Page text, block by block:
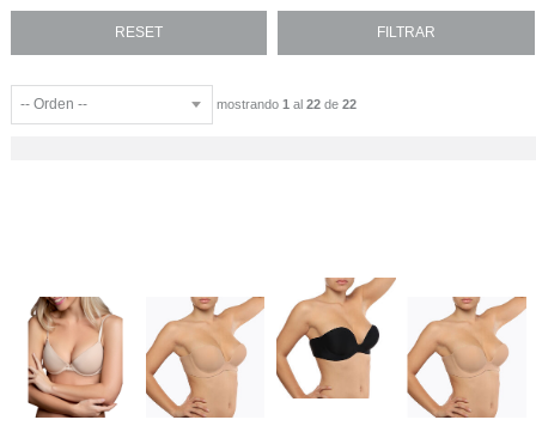
mostrando 1 al 22de 22